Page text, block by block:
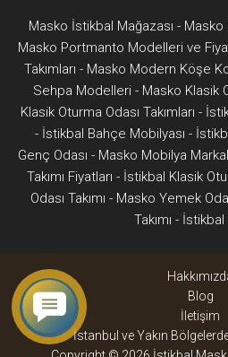
Masko İstikbal Mağazası - Masko
Masko Portmanto Modelleri ve
Takımları - Masko Modern Köşe
Sehpa Modelleri- Masko Klasik
Klasik Oturma Odası Takımları -
- İstikbal Bahçe Mobilyası -
Genç Odası - Masko Mobilya
Takımı Fiyatları - İstikbal Klasik
Odası Takımı - Masko Yemek
Takımı - İstikbal
Blog
İletişim
İstanbul ve Yakın